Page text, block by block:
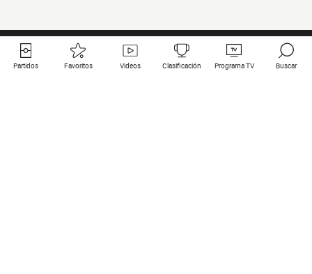
Partidos Favoritos Videos Clasificación Programa TV Buscar